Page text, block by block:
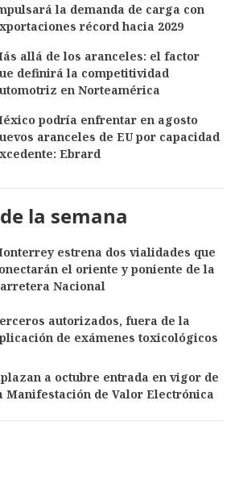
la demanda de carga con
récord hacia 2029
allá de los aranceles: el factor
definirá la competitividad
en Norteamérica
podría enfrentar en agosto
aranceles de EU por capacidad
Ebrard
la semana
estrena dos vialidades que
el oriente y poniente de la
Nacional
autorizados, fuera de la
de exámenes toxicológicos
a octubre entrada en vigor de
Manifestación de Valor Electrónica